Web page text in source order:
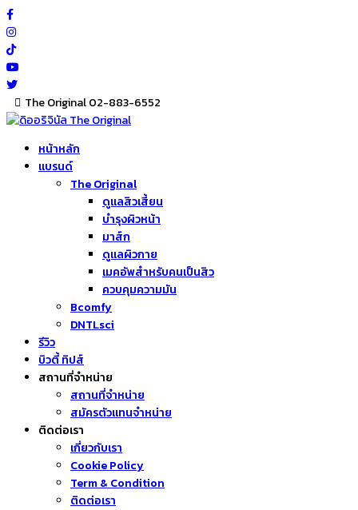
Skip
to
content
The Original 02-883-6552
หน้าหลัก
แบรนด์
The Original
ดูแลสิวเสี้ยน
บำรุงผิวหน้า
มาส์ก
ดูแลผิวกาย
เมคอัพสำหรับคนเป็นสิว
ควบคุมความมัน
Bcomfy
DNTLsci
รีวิว
บิวตี้ ทิปส์
สถานที่จำหน่าย
สถานที่จำหน่าย
สมัครตัวแทนจำหน่าย
ติดต่อเรา
เกี่ยวกับเรา
Cookie Policy
Term & Condition
ติดต่อเรา